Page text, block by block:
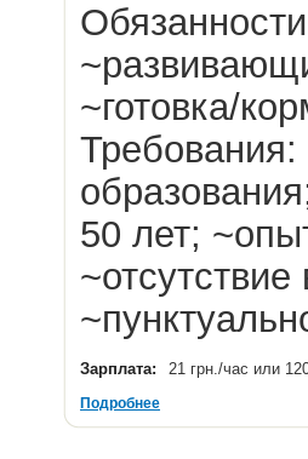
~готовка/
Требования:
50 лет;
Зарплата: 21 грн./час или
Подробнее